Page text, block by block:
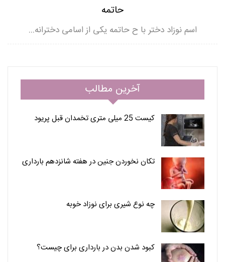
حاتمه
اسم نوزاد دختر با ح حاتمه یکی از اسامی دخترانه…
آخرین مطالب
کیست 25 میلی متری تخمدان قبل پریود
تکان نخوردن جنین در هفته شانزدهم بارداری
چه نوع شیری برای نوزاد خوبه
کبود شدن بدن در بارداری برای چیست؟